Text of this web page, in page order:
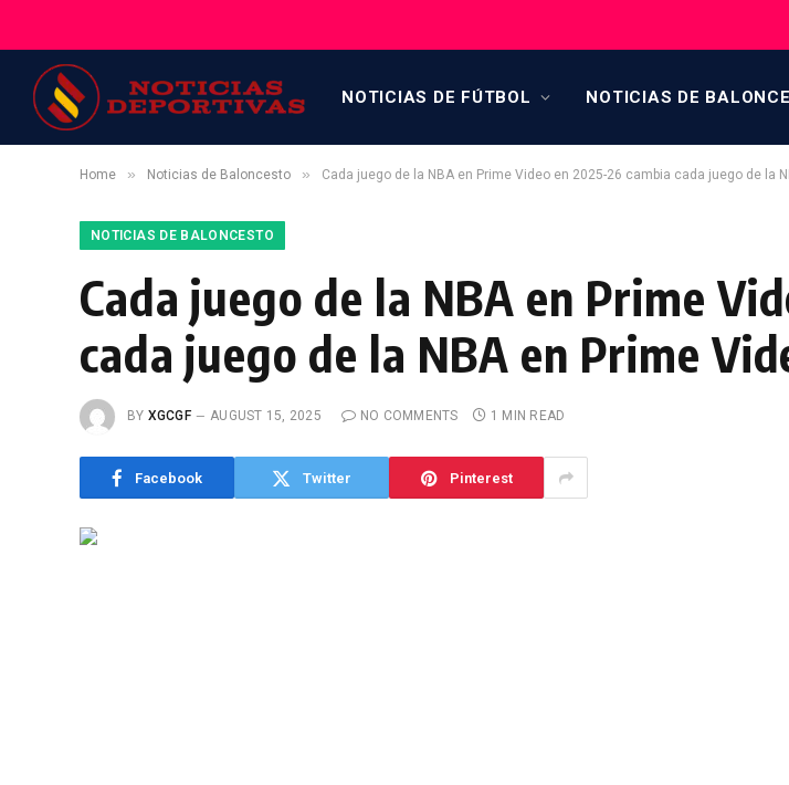
NOTICIAS DE FÚTBOL NOTICIAS DE
Home » Noticias de Baloncesto » Cada juego de la NBA en Prime Video en 2025-26 cambia cada juego de la
NOTICIAS DE BALONCESTO
Cada juego de la NBA en Prime
cada juego de la NBA en Prime
BY XGCGF AUGUST 15, 2025 NO COMMENTS 1 MIN READ
Facebook Twitter Pinterest